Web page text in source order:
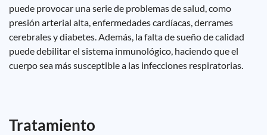
puede provocar una serie de problemas de salud, como
presión arterial alta, enfermedades cardíacas, derrames
cerebrales y diabetes. Además, la falta de sueño de calidad
puede debilitar el sistema inmunológico, haciendo que el
cuerpo sea más susceptible a las infecciones respiratorias.
Tratamiento